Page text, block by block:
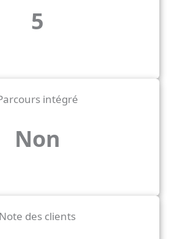
5
intégré
Non
Note des clients